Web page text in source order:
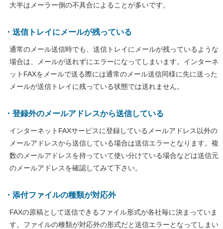
大半はメーラー側の不具合によることが多いです。
・送信トレイにメールが残っている
通常のメール送信時でも、送信トレイにメールが残っているような
場合は、メールが送れずにエラーになってしまいます。インターネ
ットFAXをメールで送る際には通常のメール送信同様に先に送った
メールが送信トレイに残っている状態では送れません。
・登録外のメールアドレスから送信している
インターネットFAXサービスに登録しているメールアドレス以外の
メールアドレスから送信している場合は送信エラーとなります。複
数のメールアドレスを持っていて使い分けている場合などは送信元
のメールアドレスを確認してみて下さい。
・添付ファイルの種類が対応外
FAXの原稿として送信できるファイル形式が各社毎に決まっていま
す。ファイルの種類が対応外の形式だと送信エラーとなってしまい